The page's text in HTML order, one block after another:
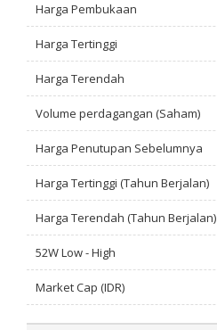
Harga Pembukaan
Harga Tertinggi
Harga Terendah
Volume perdagangan (Saham)
Harga Penutupan Sebelumnya
Harga Tertinggi (Tahun Berjalan)
Harga Terendah (Tahun Berjalan)
52W Low - High
Market Cap (IDR)